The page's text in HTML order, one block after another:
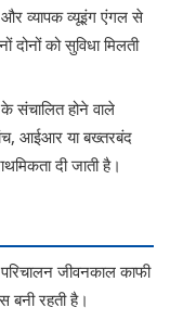
व्यापक व्यूइंग एंगल से
दोनों को सुविधा मिलती
संचालित होने वाले
आईआर या बख्तरबंद
दी जाती है।
जीवनकाल काफी
बनी रहती है।